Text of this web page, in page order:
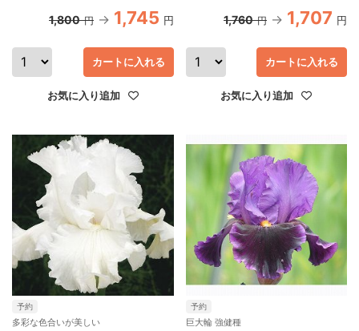
1,800 円 1,745 円
お気に入り追加
カートに入れる
1,760 円 1,707 円
お気に入り追加
カートに入れる
予約
多彩な色合いが美しい
予約
巨大輪 強健種